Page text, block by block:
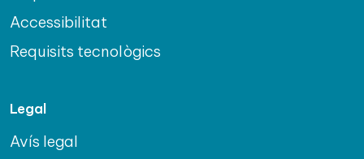
Accessibilitat
Requisits tecnològics
Legal
Avís legal